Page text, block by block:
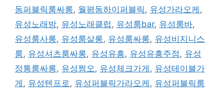
동퍼블릭룸싸롱, 월평동하이퍼블릭 , 유성가라오케 ,
유성노래방, 유성노래클럽 , 유성룸bar, 유성룸바,
유성룸사롱, 유성룸살롱, 유성룸싸롱, 유성비지니스
룸, 유성셔츠룸싸롱, 유성유흥, 유성유흥주점 , 유성
정통룸싸롱, 유성쩜오 , 유성체크가게 , 유성테이블가
게 , 유성텐프로 , 유성퍼블릭가라오케 , 유성퍼블릭룸